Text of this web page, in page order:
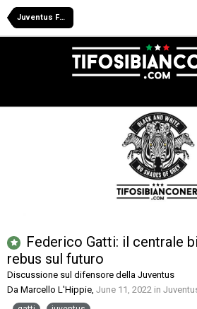
Juventus Forum
Federico Gatti: il centrale
rebus sul futuro
Discussione sul difensore della Juventus
Da Marcello L'Hippie, June 11, 2022 in